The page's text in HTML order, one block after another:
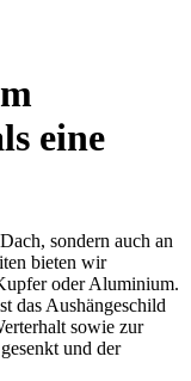
eine
sondern auch an
bieten wir
oder Aluminium.
das Aushängeschild
sowie zur
und der